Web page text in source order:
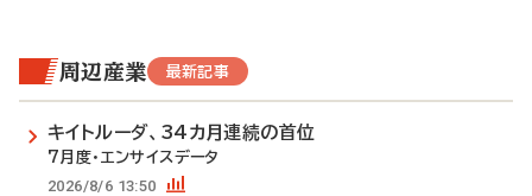
周辺産業 最新記事
キイトルーダ、34カ月連続の首位
7月度・エンサイスデータ
2026/8/6 13:50